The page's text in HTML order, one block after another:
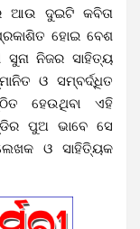
ଆଉ ଦୁଇଟି କବିତା
ହୋଇ ବେଶ
ସୁନା ନିଜର ସାହିତ୍ୟ
ଓ ସମ୍ବର୍ଦ୍ଧିତ
ହେଉଥିବା ଏହି
ପୁଅ ଭାବେ ସେ
ଓ ସାହିତ୍ୟିକ